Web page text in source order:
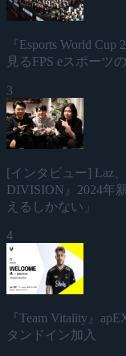
『Esports World
見るFPS eスポーツ
3
[インタビュー] Laz
DIVISION』2024年
えるしかない」
4
『Team Vitality』
タンドイン加入